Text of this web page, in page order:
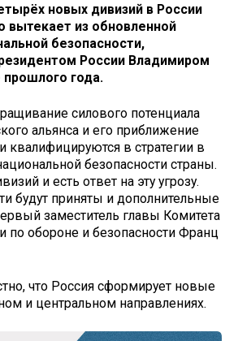
новых дивизий в России
вытекает из обновленной
безопасности,
России Владимиром
года.
силового потенциала
альянса и его приближение
квалифицируются в стратегии в
безопасности страны.
и есть ответ на эту угрозу.
будут приняты и дополнительные
заместитель главы Комитета
по обороне и безопасности Франц
что Россия сформирует новые
и центральном направлениях.